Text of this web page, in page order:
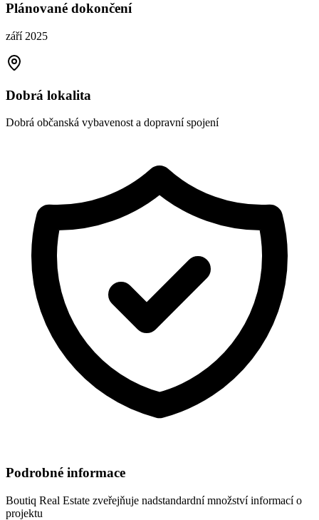
Plánované dokončení
září 2025
Dobrá lokalita
Dobrá občanská vybavenost a dopravní spojení
Podrobné informace
Boutiq Real Estate zveřejňuje nadstandardní množství informací o
projektu